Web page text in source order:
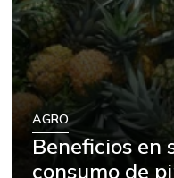
AGRO
Beneficios en
consumo de